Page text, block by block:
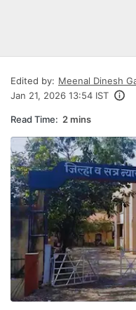
Edited by: Meenal Dinesh
Jan 21, 2026 13:54 IST
Read Time: 2 mins